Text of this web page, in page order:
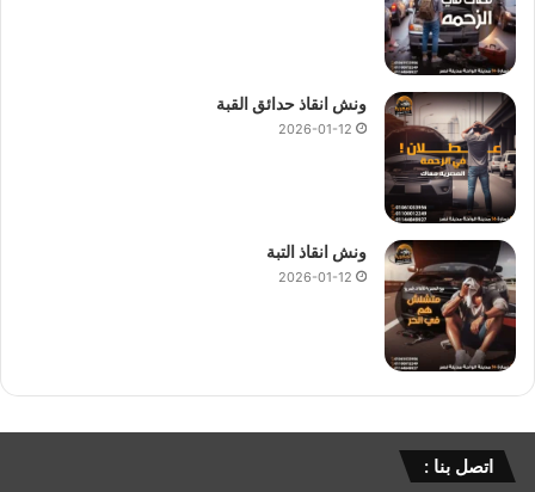
ونش انقاذ حدائق القبة
2026-01-12
ونش انقاذ التبة
2026-01-12
اتصل بنا :